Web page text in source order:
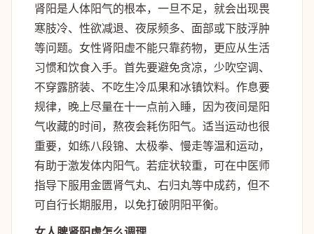
肾阳是人体阳气的根本，一旦不足，就会出现畏
寒肢冷、性欲减退、夜尿频多、面部或下肢浮肿
等问题。女性肾阳虚不能只靠药物，更应从生活
习惯和饮食入手。首先要避免贪凉，少吹空调、
不穿露脐装、不吃生冷瓜果和冰镇饮料。作息要
规律，晚上尽量在十一点前入睡，因为夜间是阳
气收藏的时间，熬夜会耗伤阳气。适当运动也很
重要，如练八段锦、太极拳、慢走等温和运动，
有助于激发体内阳气。若症状较重，可在中医师
指导下服用金匮肾气丸、右归丸等中成药，但不
可自行长期服用，以免打破阴阳平衡。